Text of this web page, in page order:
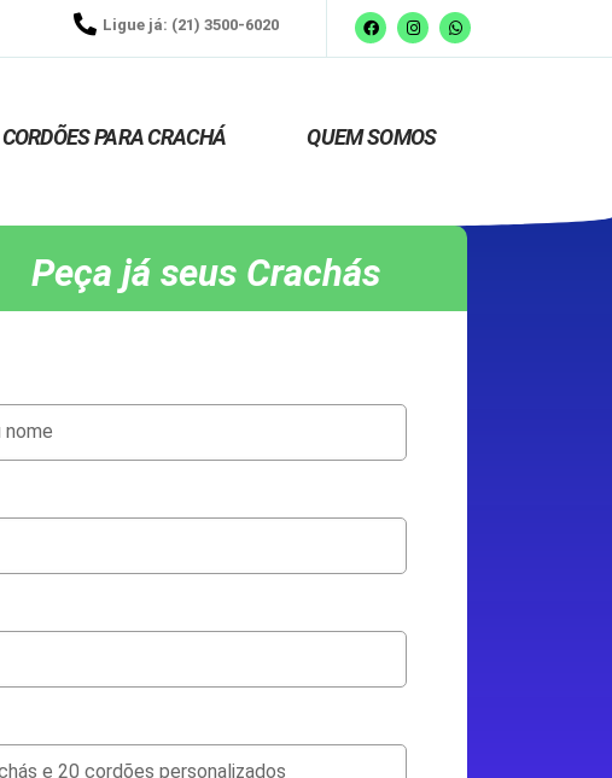
Ligue já: (21) 3500-6020
CORDÕES PARA CRACHÁ QUEM SOMOS
Peça já seus Crachás